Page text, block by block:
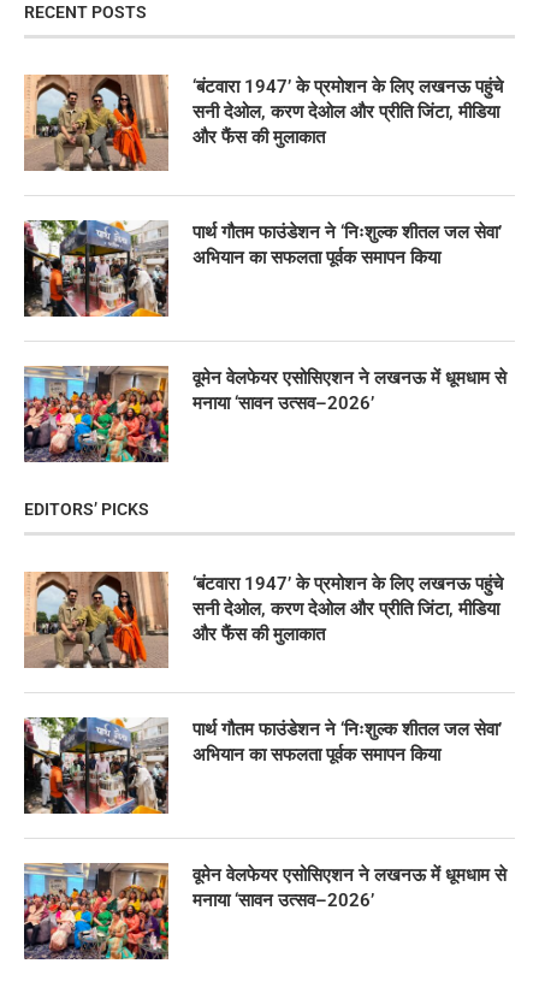
RECENT POSTS
‘बंटवारा 1947’ के प्रमोशन के लिए लखनऊ पहुंचे
सनी देओल, करण देओल और प्रीति जिंटा, मीडिया
और फैंस की मुलाकात
पार्थ गौतम फाउंडेशन ने ‘निःशुल्क शीतल जल सेवा’
अभियान का सफलता पूर्वक समापन किया
वूमेन वेलफेयर एसोसिएशन ने लखनऊ में धूमधाम से
मनाया ‘सावन उत्सव–2026’
EDITORS’ PICKS
‘बंटवारा 1947’ के प्रमोशन के लिए लखनऊ पहुंचे
सनी देओल, करण देओल और प्रीति जिंटा, मीडिया
और फैंस की मुलाकात
पार्थ गौतम फाउंडेशन ने ‘निःशुल्क शीतल जल सेवा’
अभियान का सफलता पूर्वक समापन किया
वूमेन वेलफेयर एसोसिएशन ने लखनऊ में धूमधाम से
मनाया ‘सावन उत्सव–2026’